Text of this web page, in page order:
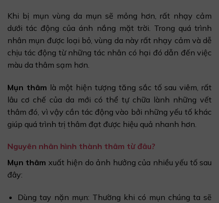
Khi bị mụn vùng da mụn sẽ mỏng hơn, rất nhạy cảm
dưới tác động của ánh nắng mặt trời. Trong quá trình
nhân mụn được loại bỏ, vùng da này rất nhạy cảm và dễ
chịu tác động từ những tác nhân có hại đó dẫn đến việc
màu da thâm sạm hơn.
Mụn thâm là một hiện tượng tăng sắc tố sau viêm, rất
lâu cơ chế của da mới có thể tự chữa lành những vết
thâm đó, vì vậy cần tác động vào bởi những yếu tố khác
giúp quá trình trị thâm đạt được hiệu quả nhanh hơn.
Nguyên nhân hình thành thâm từ đâu?
Mụn thâm xuất hiện do ảnh hưởng của nhiều yếu tố sau
đây:
Dùng tay nặn mụn: Thường khi có mụn chúng ta sẽ